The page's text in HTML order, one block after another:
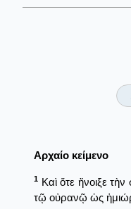
Αρχαίο κείμενο
1 Καὶ ὅτε ἤνοιξε
τῷ οὐρανῷ ὡς